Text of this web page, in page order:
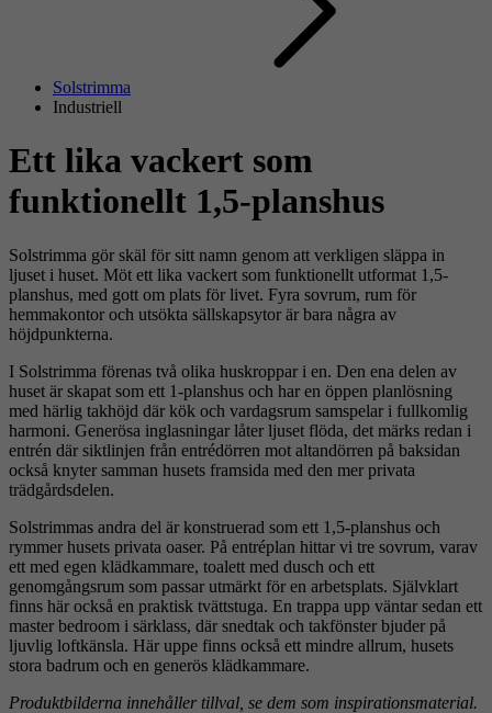
Solstrimma
Industriell
Ett lika vackert som
funktionellt 1,5-planshus
Solstrimma gör skäl för sitt namn genom att verkligen släppa in
ljuset i huset. Möt ett lika vackert som funktionellt utformat 1,5-
planshus, med gott om plats för livet. Fyra sovrum, rum för
hemmakontor och utsökta sällskapsytor är bara några av
höjdpunkterna.
I Solstrimma förenas två olika huskroppar i en. Den ena delen av
huset är skapat som ett 1-planshus och har en öppen planlösning
med härlig takhöjd där kök och vardagsrum samspelar i fullkomlig
harmoni. Generösa inglasningar låter ljuset flöda, det märks redan i
entrén där siktlinjen från entrédörren mot altandörren på baksidan
också knyter samman husets framsida med den mer privata
trädgårdsdelen.
Solstrimmas andra del är konstruerad som ett 1,5-planshus och
rymmer husets privata oaser. På entréplan hittar vi tre sovrum, varav
ett med egen klädkammare, toalett med dusch och ett
genomgångsrum som passar utmärkt för en arbetsplats. Självklart
finns här också en praktisk tvättstuga. En trappa upp väntar sedan ett
master bedroom i särklass, där snedtak och takfönster bjuder på
ljuvlig loftkänsla. Här uppe finns också ett mindre allrum, husets
stora badrum och en generös klädkammare.
Produktbilderna innehåller tillval, se dem som inspirationsmaterial.